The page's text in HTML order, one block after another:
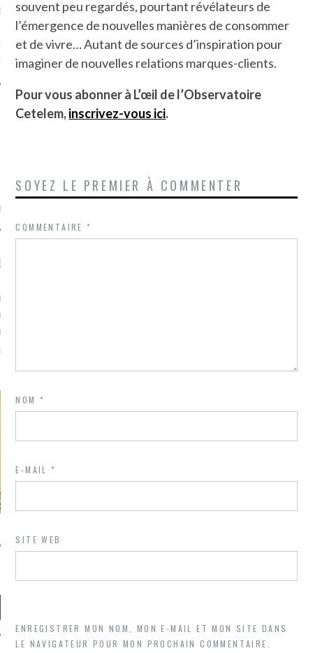
surla-femme-qui-
@Isa_Monrozier
ARCACHON
je t'aime, my little bassin
comment ? "
je ne parle presque que
souvent peu regardés, pourtant révélateurs de
l’émergence de nouvelles manières de consommer
et de vivre… Autant de sources d’inspiration pour
imaginer de nouvelles relations marques-clients.
Pour vous abonner à L’œil de l’Observatoire
Cetelem,inscrivez-vous ici.
SOYEZ LE PREMIER À COMMENTER
COMMENTAIRE*
NOM*
E-MAIL*
SITE WEB
ENREGISTRER MON NOM, MON E-MAIL ET MON SITE DANS
LE NAVIGATEUR POUR MON PROCHAIN COMMENTAIRE.